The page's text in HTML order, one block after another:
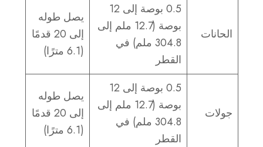
الحانات
0.5 بوصة إلى 12
بوصة (12.7 ملم إلى
304.8 ملم) في
القطر
يصل طوله
إلى 20 قدمًا
(6.1 مترًا)
جولات
0.5 بوصة إلى 12
بوصة (12.7 ملم إلى
304.8 ملم) في
القطر
يصل طوله
إلى 20 قدمًا
(6.1 مترًا)